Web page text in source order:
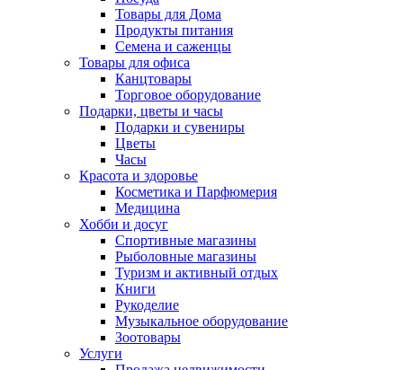
Товары для Дома
Продукты питания
Семена и саженцы
Товары для офиса
Канцтовары
Торговое оборудование
Подарки, цветы и часы
Подарки и сувениры
Цветы
Часы
Красота и здоровье
Косметика и Парфюмерия
Медицина
Хобби и досуг
Спортивные магазины
Рыболовные магазины
Туризм и активный отдых
Книги
Рукоделие
Музыкальное оборудование
Зоотовары
Услуги